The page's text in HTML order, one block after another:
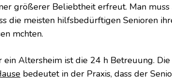
größerer Beliebtheit erfreut. Man muss
die meisten hilfsbedürftigen Senioren
mӧchten.
Altersheim ist die 24 h Betreuung. Die
bedeutet in der Praxis, dass der